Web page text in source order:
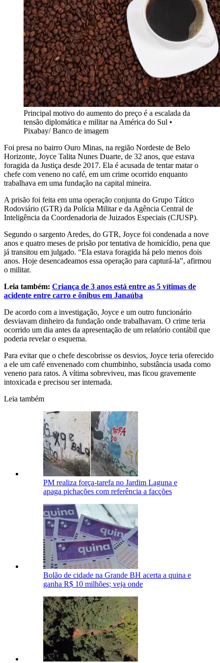
Principal motivo do aumento do preço é a escalada da
tensão diplomática e militar na América do Sul •
Pixabay/ Banco de imagem
Foi presa no bairro Ouro Minas, na região Nordeste de Belo
Horizonte, Joyce Talita Nunes Duarte, de 32 anos, que estava
foragida da Justiça desde 2017. Ela é acusada de tentar matar o
chefe com veneno no café, em um crime ocorrido enquanto
trabalhava em uma fundação na capital mineira.
A prisão foi feita em uma operação conjunta do Grupo Tático
Rodoviário (GTR) da Polícia Militar e da Agência Central de
Inteligência da Coordenadoria de Juizados Especiais (CJUSP).
Segundo o sargento Aredes, do GTR, Joyce foi condenada a nove
anos e quatro meses de prisão por tentativa de homicídio, pena que
já transitou em julgado. “Ela estava foragida há pelo menos dois
anos. Hoje desencadeamos essa operação para capturá-la”, afirmou
o militar.
Leia também: Criança de 3 anos está entre as 5 vítimas de
acidente entre carro e ônibus em Janaúba
De acordo com a investigação, Joyce e um outro funcionário
desviavam dinheiro da fundação onde trabalhavam. O crime teria
ocorrido um dia antes da apresentação de um relatório contábil que
poderia revelar o esquema.
Para evitar que o chefe descobrisse os desvios, Joyce teria oferecido
a ele um café envenenado com chumbinho, substância usada como
veneno para ratos. A vítima sobreviveu, mas ficou gravemente
intoxicada e precisou ser internada.
Leia também
PM realiza força-tarefa no Jardim Laguna e
apaga pichações com referência a facções
Bolão de cidade na Grande BH acerta a quina e
ganha R$ 10 milhões; veja onde